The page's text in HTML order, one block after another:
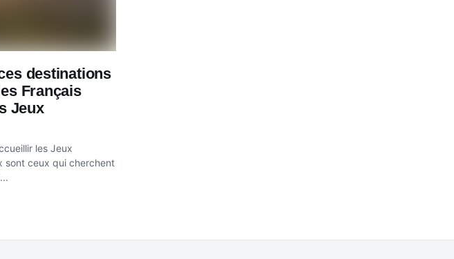
destinations
Français
Jeux
les Jeux
sont ceux qui cherchent